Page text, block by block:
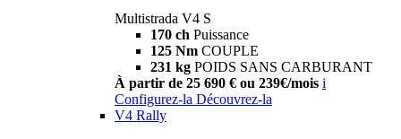
Multistrada V4 S
170 ch Puissance
125 Nm COUPLE
231 kg POIDS SANS CARBURANT
À partir de 25 690 € ou 239€/mois i
Configurez-la Découvrez-la
V4 Rally